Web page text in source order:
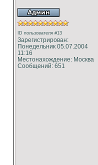
ID пользователя #13
Зарегистрирован:
Понедельник 05.07.2004
11:16
Местонахождение: Москва
Сообщений: 651